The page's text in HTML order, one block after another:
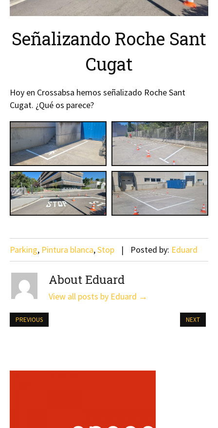
Señalizando Roche Sant
Cugat
Hoy en Crossabsa hemos señalizado Roche Sant
Cugat. ¿Qué os parece?
Parking, Pintura blanca,Stop Posted by: Eduard
About Eduard
View all posts by Eduard →
PREVIOUS NEXT